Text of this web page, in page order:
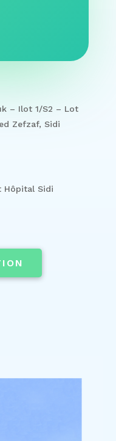
– Ilot 1/S2 – Lot
Zefzaf, Sidi
Hôpital Sidi